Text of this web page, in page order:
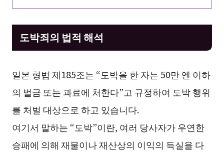
도박죄의 법적 해석
일본 형법 제185조는 “도박을 한 자는 50만 엔 이하
의 벌금 또는 과료에 처한다”고 규정하여 도박 행위
를 처벌 대상으로 하고 있습니다.
여기서 말하는 “도박”이란, 여러 당사자가 우연한
승패에 의해 재물이나 재산상의 이익의 득실을 다